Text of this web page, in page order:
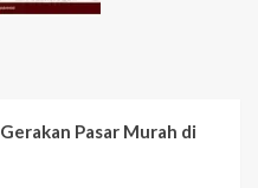
Pasar Murah di